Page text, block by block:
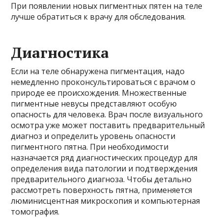
При появлении новых пигментных пятен на теле
лучше обратиться к врачу для обследования.
Диагностика
Если на теле обнаружена пигментация, надо
немедленно проконсультироваться с врачом о
природе ее происхождения. Множественные
пигментные невусы представляют особую
опасность для человека. Врач после визуального
осмотра уже может поставить предварительный
диагноз и определить уровень опасности
пигментного пятна. При необходимости
назначается ряд диагностических процедур для
определения вида патологии и подтверждения
предварительного диагноза. Чтобы детально
рассмотреть поверхность пятна, применяется
люминисцентная микроскопия и компьютерная
томография.